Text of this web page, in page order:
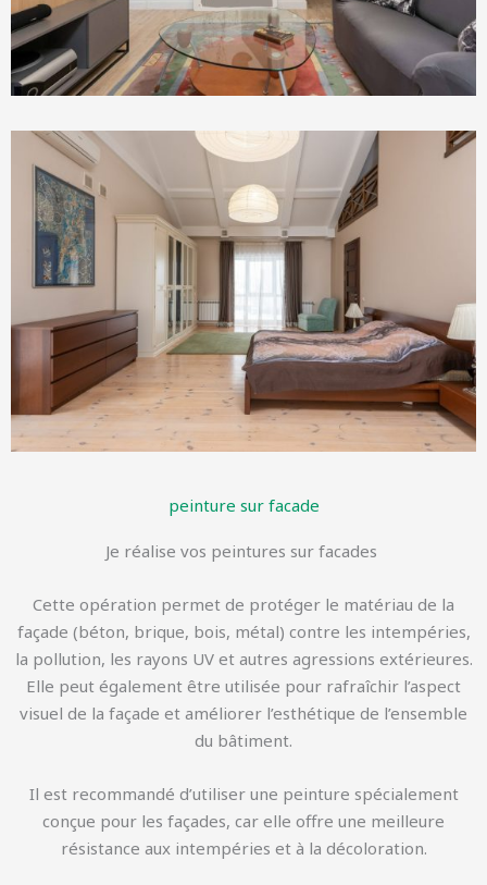
peinture sur facade
Je réalise vos peintures sur facades
Cette opération permet de protéger le matériau de la
façade (béton, brique, bois, métal) contre les intempéries,
la pollution, les rayons UV et autres agressions extérieures.
Elle peut également être utilisée pour rafraîchir l’aspect
visuel de la façade et améliorer l’esthétique de l’ensemble
du bâtiment.
Il est recommandé d’utiliser une peinture spécialement
conçue pour les façades, car elle offre une meilleure
résistance aux intempéries et à la décoloration.